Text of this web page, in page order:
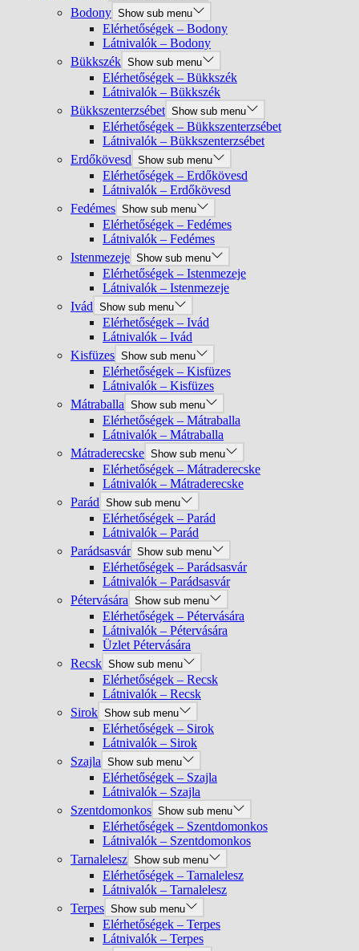
Bodony Show sub menu
Elérhetőségek – Bodony
Látnivalók – Bodony
Bükkszék Show sub menu
Elérhetőségek – Bükkszék
Látnivalók – Bükkszék
Bükkszenterzsébet Show sub menu
Elérhetőségek – Bükkszenterzsébet
Látnivalók – Bükkszenterzsébet
Erdőkövesd Show sub menu
Elérhetőségek – Erdőkövesd
Látnivalók – Erdőkövesd
Fedémes Show sub menu
Elérhetőségek – Fedémes
Látnivalók – Fedémes
Istenmezeje Show sub menu
Elérhetőségek – Istenmezeje
Látnivalók – Istenmezeje
Ivád Show sub menu
Elérhetőségek – Ivád
Látnivalók – Ivád
Kisfüzes Show sub menu
Elérhetőségek – Kisfüzes
Látnivalók – Kisfüzes
Mátraballa Show sub menu
Elérhetőségek – Mátraballa
Látnivalók – Mátraballa
Mátraderecske Show sub menu
Elérhetőségek – Mátraderecske
Látnivalók – Mátraderecske
Parád Show sub menu
Elérhetőségek – Parád
Látnivalók – Parád
Parádsasvár Show sub menu
Elérhetőségek – Parádsasvár
Látnivalók – Parádsasvár
Pétervására Show sub menu
Elérhetőségek – Pétervására
Látnivalók – Pétervására
Üzlet Pétervására
Recsk Show sub menu
Elérhetőségek – Recsk
Látnivalók – Recsk
Sirok Show sub menu
Elérhetőségek – Sirok
Látnivalók – Sirok
Szajla Show sub menu
Elérhetőségek – Szajla
Látnivalók – Szajla
Szentdomonkos Show sub menu
Elérhetőségek – Szentdomonkos
Látnivalók – Szentdomonkos
Tarnalelesz Show sub menu
Elérhetőségek – Tarnalelesz
Látnivalók – Tarnalelesz
Terpes Show sub menu
Elérhetőségek – Terpes
Látnivalók – Terpes